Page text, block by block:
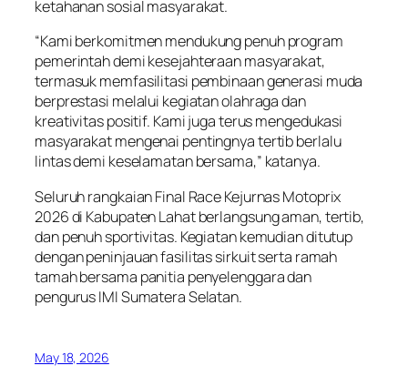
ketahanan sosial masyarakat.
“Kami berkomitmen mendukung penuh program
pemerintah demi kesejahteraan masyarakat,
termasuk memfasilitasi pembinaan generasi muda
berprestasi melalui kegiatan olahraga dan
kreativitas positif. Kami juga terus mengedukasi
masyarakat mengenai pentingnya tertib berlalu
lintas demi keselamatan bersama,” katanya.
Seluruh rangkaian Final Race Kejurnas Motoprix
2026 di Kabupaten Lahat berlangsung aman, tertib,
dan penuh sportivitas. Kegiatan kemudian ditutup
dengan peninjauan fasilitas sirkuit serta ramah
tamah bersama panitia penyelenggara dan
pengurus IMI Sumatera Selatan.
May 18, 2026